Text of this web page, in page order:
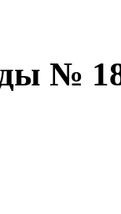
№